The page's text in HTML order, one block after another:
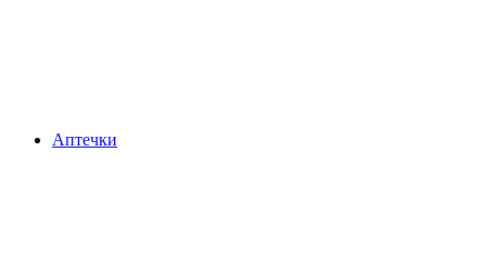
Аптечки